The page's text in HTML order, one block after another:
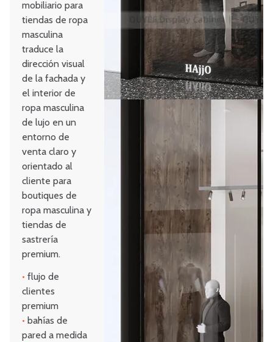
mobiliario para
tiendas de ropa
masculina
traduce la
dirección visual
de la fachada y
el interior de
ropa masculina
de lujo en un
entorno de
venta claro y
orientado al
cliente para
boutiques de
ropa masculina y
tiendas de
sastrería
premium.
• flujo de
clientes
premium
• bahías de
pared a medida